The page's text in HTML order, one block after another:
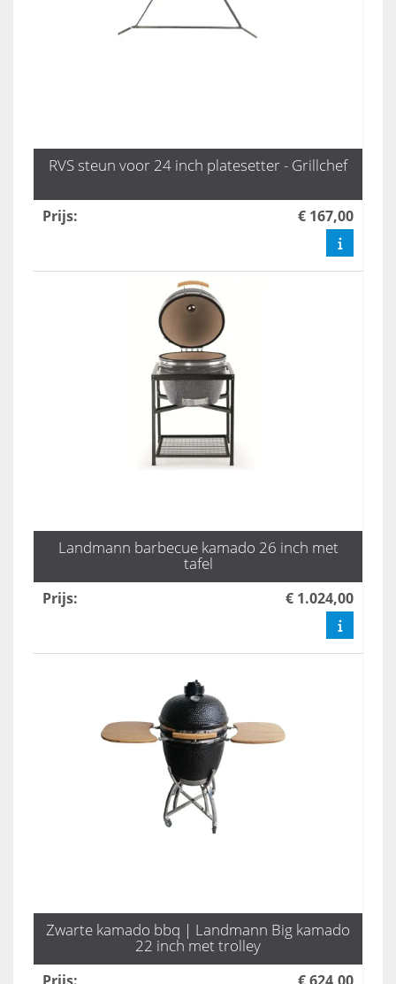
RVS steun voor 24 inch platesetter - Grillchef
Prijs: € 167,00
Landmann barbecue kamado 26 inch met
tafel
Prijs: € 1.024,00
Zwarte kamado bbq | Landmann Big kamado
22 inch met trolley